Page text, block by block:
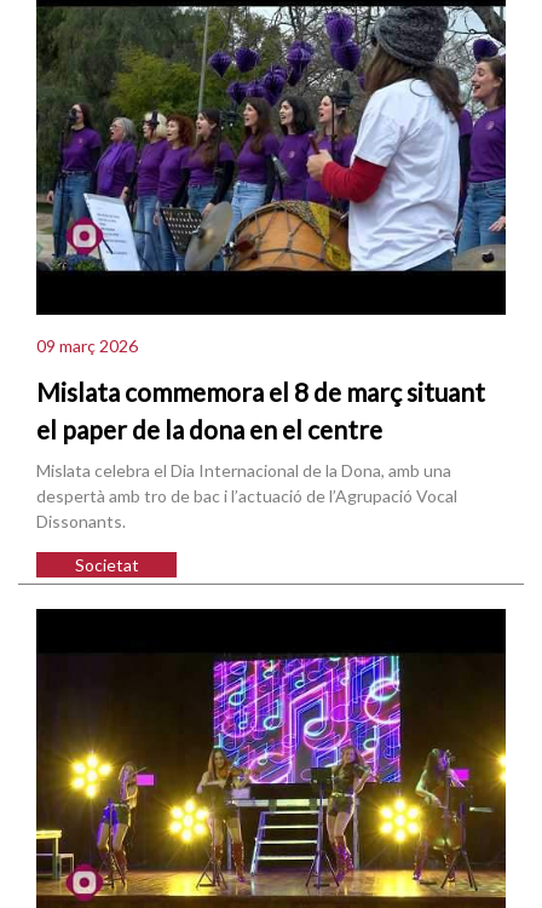
09 març 2026
Mislata commemora el 8 de març situant
el paper de la dona en el centre
Mislata celebra el Dia Internacional de la Dona, amb una
despertà amb tro de bac i l’actuació de l’Agrupació Vocal
Dissonants.
Societat